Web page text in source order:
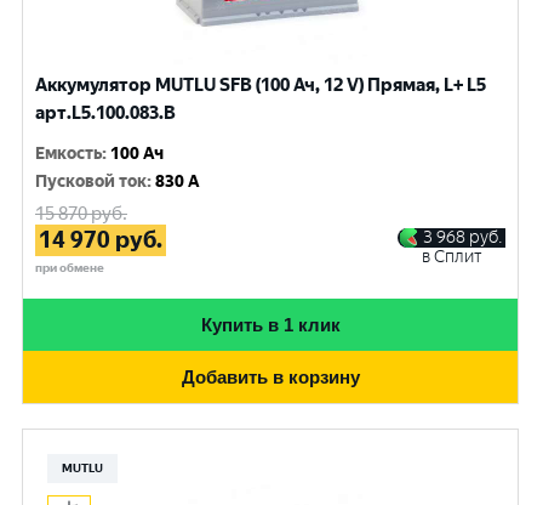
Аккумулятор MUTLU SFB (100 Ач, 12 V) Прямая, L+ L5
арт.L5.100.083.B
Емкость: 100 Ач
Пусковой ток:830 A
15 870руб.
14 970 руб.
при обмене
3 968 руб.
в Сплит
Купить в 1 клик
Добавить в корзину
MUTLU